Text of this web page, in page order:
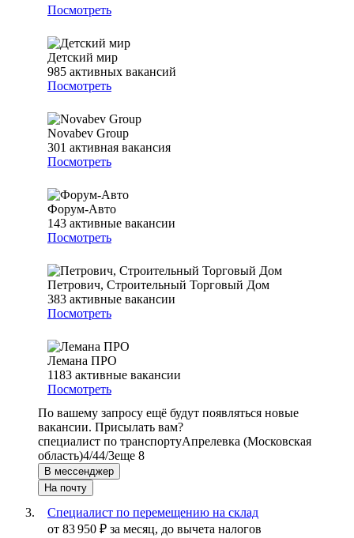
Посмотреть
Детский мир
985 активных вакансий
Посмотреть
Novabev Group
301 активная вакансия
Посмотреть
Форум-Авто
143 активные вакансии
Посмотреть
Петрович, Строительный Торговый Дом
383 активные вакансии
Посмотреть
Лемана ПРО
1183 активные вакансии
Посмотреть
По вашему запросу ещё будут появляться новые
вакансии. Присылать вам?
специалист по транспортуАпрелевка (Московская
область)4/44/3еще 8
В мессенджер
На почту
Специалист по перемещению на склад
от 83 950 ₽ за месяц, до вычета налогов